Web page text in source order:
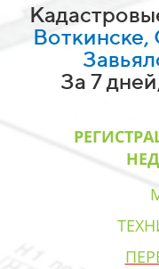
Воткинске,
За 7